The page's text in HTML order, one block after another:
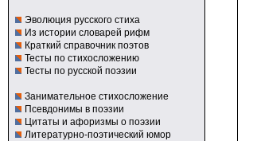
Эволюция русского стиха
Из истории словарей рифм
Краткий справочник поэтов
Тесты по стихосложению
Тесты по русской поэзии
Занимательное стихосложение
Псевдонимы в поэзии
Цитаты и афоризмы о поэзии
Литературно-поэтический юмор